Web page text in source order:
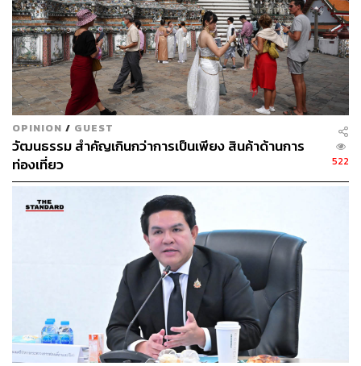
ถึงขณะนี้มีสามเรื่องที่เราได้รับแล้ว ได้แก่ จิตรกรรมฝาผนัง
สมัยอยุธยาตอนปลายที่วัดเขียน จังหวัดอ่างทอง ซึ่งถูกละเลย
มานาน หมู่อาคารสถานทูตเนเธอร์แลนด์ในกรุงเทพฯ ที่อาจมี
การขายที่ดินให้นักพัฒนาอสังหาริมทรัพย์ และ วัดแจงร้อน
ซึ่งตั้งอยู่ริมแม่น้ำมาตั้งแต่ก่อนกรุงรัตนโกสินทร์และกำลังถูก
คุกคามจากความชื้นและระดับน้ำทะเลที่เพิ่มสูงขึ้น แต่ละ
เรื่องบอกถึงความเปราะบางของมรดกของเรา และความ
จำเป็นในการยื่นมือเข้าไปแก้ไขอย่างเร่งด่วน
วัดเขียนมีพระสงฆ์อยู่เพียงรูปเดียว อันเป็นปัญหาที่พบได้ทั่วไป
วัดใดมีพระสงฆ์น้อยวัดนั้นพระสงฆ์ย่อมไม่มีเวลาไปดูแล
ศาสนสถานเก่าแก่ แต่ความจริงที่ลึกกว่านั้นคือ คนไทย
จำนวนมากนิยมบริจาคเงินเพื่อสร้างโบสถ์วิหารหรือพระพุทธ
รูปขึ้นใหม่ ยิ่งกว่าจะบริจาคเพื่อการบูรณะปฏิสังขรณ์ของเก่า
ที่มีคุณค่า วัดต่างๆ มุ่งแต่จะแข่งกันระดมทุนสร้างโบสถ์ใหม่
แต่จัดสรรเงินเพื่อการซ่อมแซมเพียงน้อยนิด ผู้คนมักเชื่อ
ว่าการดูแลรักษามรดก “ไม่ใช่กงการของฉัน”
OPINION / GUEST
วัฒนธรรม สำคัญเกินกว่าการเป็นเพียง สินค้าด้านการ
ท่องเที่ยว
522